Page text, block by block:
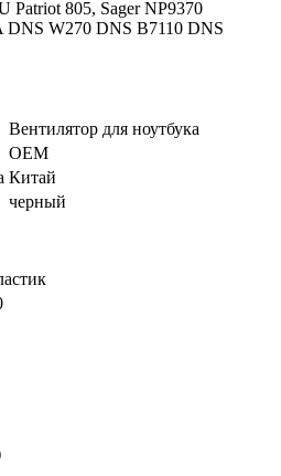
Patriot 805, Sager NP9370
W270 DNS B7110 DNS
Вентилятор для ноутбука
OEM
Китай
черный